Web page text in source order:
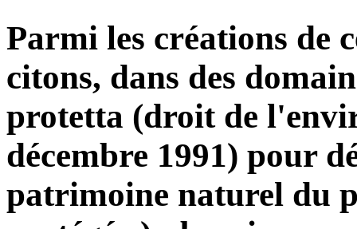
Parmi les créations de
citons, dans des
protetta (droit de
décembre 1991) pour
patrimoine naturel du